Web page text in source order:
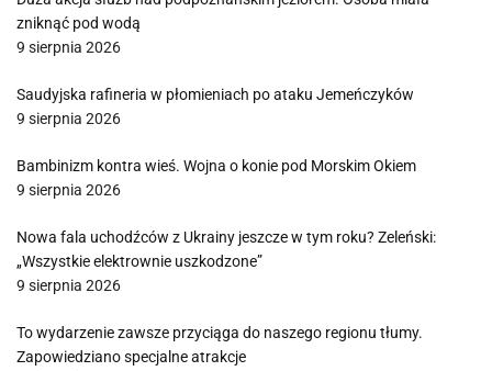
zniknąć pod wodą
9 sierpnia 2026
Saudyjska rafineria w płomieniach po ataku Jemeńczyków
9 sierpnia 2026
Bambinizm kontra wieś. Wojna o konie pod Morskim Okiem
9 sierpnia 2026
Nowa fala uchodźców z Ukrainy jeszcze w tym roku? Zeleński:
„Wszystkie elektrownie uszkodzone”
9 sierpnia 2026
To wydarzenie zawsze przyciąga do naszego regionu tłumy.
Zapowiedziano specjalne atrakcje